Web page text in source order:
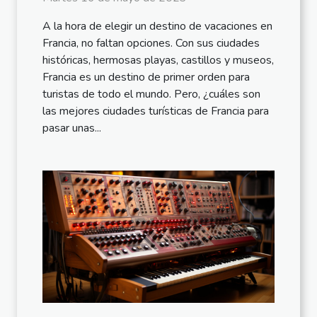
A la hora de elegir un destino de vacaciones en
Francia, no faltan opciones. Con sus ciudades
históricas, hermosas playas, castillos y museos,
Francia es un destino de primer orden para
turistas de todo el mundo. Pero, ¿cuáles son
las mejores ciudades turísticas de Francia para
pasar unas...